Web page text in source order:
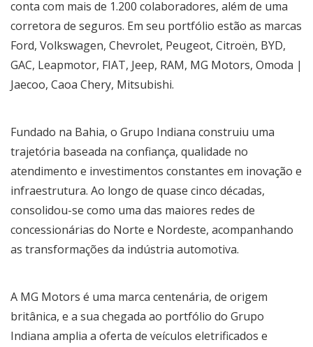
conta com mais de 1.200 colaboradores, além de uma
corretora de seguros. Em seu portfólio estão as marcas
Ford, Volkswagen, Chevrolet, Peugeot, Citroën, BYD,
GAC, Leapmotor, FIAT, Jeep, RAM, MG Motors, Omoda |
Jaecoo, Caoa Chery, Mitsubishi.
Fundado na Bahia, o Grupo Indiana construiu uma
trajetória baseada na confiança, qualidade no
atendimento e investimentos constantes em inovação e
infraestrutura. Ao longo de quase cinco décadas,
consolidou-se como uma das maiores redes de
concessionárias do Norte e Nordeste, acompanhando
as transformações da indústria automotiva.
A MG Motors é uma marca centenária, de origem
britânica, e a sua chegada ao portfólio do Grupo
Indiana amplia a oferta de veículos eletrificados e